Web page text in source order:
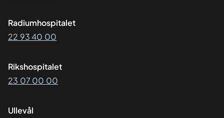
Radiumhospitalet
22 93 40 00
Rikshospitalet
23 07 00 00
Ullevål